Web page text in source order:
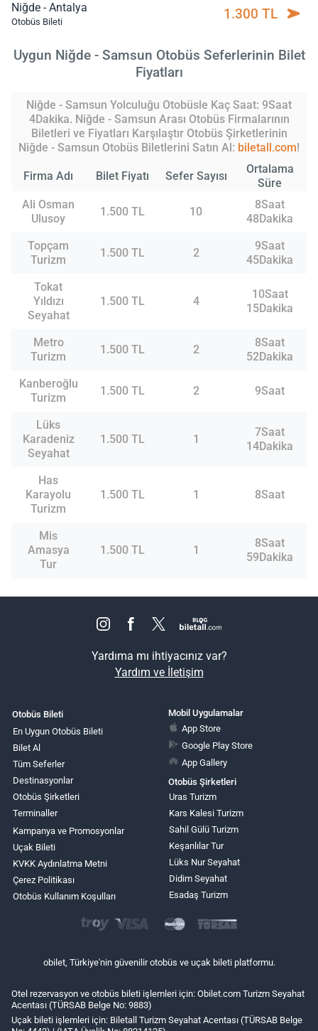
Niğde - Antalya
Otobüs Bileti 1.300 TL
Uygun Niğde - Samsun Otobüs Seferlerinin Bilet
Fiyatları
Niğde - Samsun Yolculuğu Otobüsle Kaç Saat: 9Saat
4Dakika. Niğde - Samsun Arası Otobüs Firmalarının
Biletleri ve Fiyatları Karşılaştır Otobüs Şirketlerinin
Niğde - Samsun Otobüs Biletlerini Satın Al: biletall.com!
Firma Adı Bilet Fiyatı Sefer Sayısı
Ortalama
Süre
Ali Osman
Ulusoy
1.500 TL 10
8Saat
48Dakika
Topçam
Turizm
1.500 TL 2
9Saat
45Dakika
Tokat
Yıldızı
Seyahat
1.500 TL 4
10Saat
15Dakika
Metro
Turizm
1.500 TL 2
8Saat
52Dakika
Kanberoğlu
Turizm
1.500 TL 2 9Saat
Lüks
Karadeniz
Seyahat
1.500 TL 1
7Saat
14Dakika
Has
Karayolu
Turizm
1.500 TL 1 8Saat
Mis
Amasya
Tur
1.500 TL 1
8Saat
59Dakika
Yardıma mı ihtiyacınız var?
Yardım ve İletişim
Otobüs Bileti
En Uygun Otobüs Bileti
Bilet Al
Tüm Seferler
Destinasyonlar
Otobüs Şirketleri
Terminaller
Kampanya ve Promosyonlar
Uçak Bileti
KVKK Aydınlatma Metni
Çerez Politikası
Otobüs Kullanım Koşulları
Mobil Uygulamalar
App Store
Google Play Store
App Gallery
Otobüs Şirketleri
Uras Turizm
Kars Kalesi Turizm
Sahil Gülü Turizm
Keşanlılar Tur
Lüks Nur Seyahat
Didim Seyahat
Esadaş Turizm
obilet, Türkiye'nin güvenilir otobüs ve uçak bileti platformu.
Otel rezervasyon ve otobüs bileti işlemleri için: Obilet.com Turizm Seyahat
Acentası (TÜRSAB Belge No: 9883)
Uçak bileti işlemleri için: Biletall Turizm Seyahat Acentası (TÜRSAB Belge